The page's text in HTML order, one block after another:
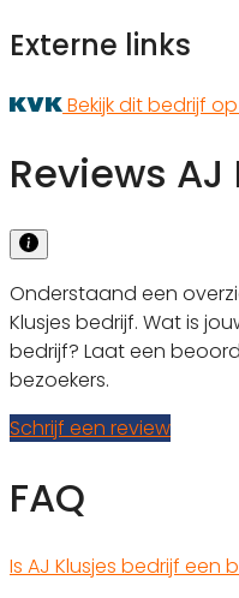
Externe links
Bekijk dit bedrijf op
Reviews
Onderstaand een
Klusjes bedrijf. Wat is
bedrijf? Laat een
bezoekers.
Schrijf een review
FAQ
Is AJ Klusjes bedrijf